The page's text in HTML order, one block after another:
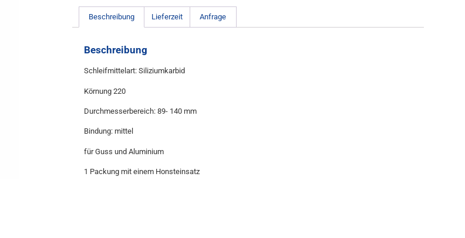
Beschreibung Lieferzeit Anfrage
Beschreibung
Schleifmittelart: Siliziumkarbid
Körnung 220
Durchmesserbereich: 89- 140 mm
Bindung: mittel
für Guss und Aluminium
1 Packung mit einem Honsteinsatz